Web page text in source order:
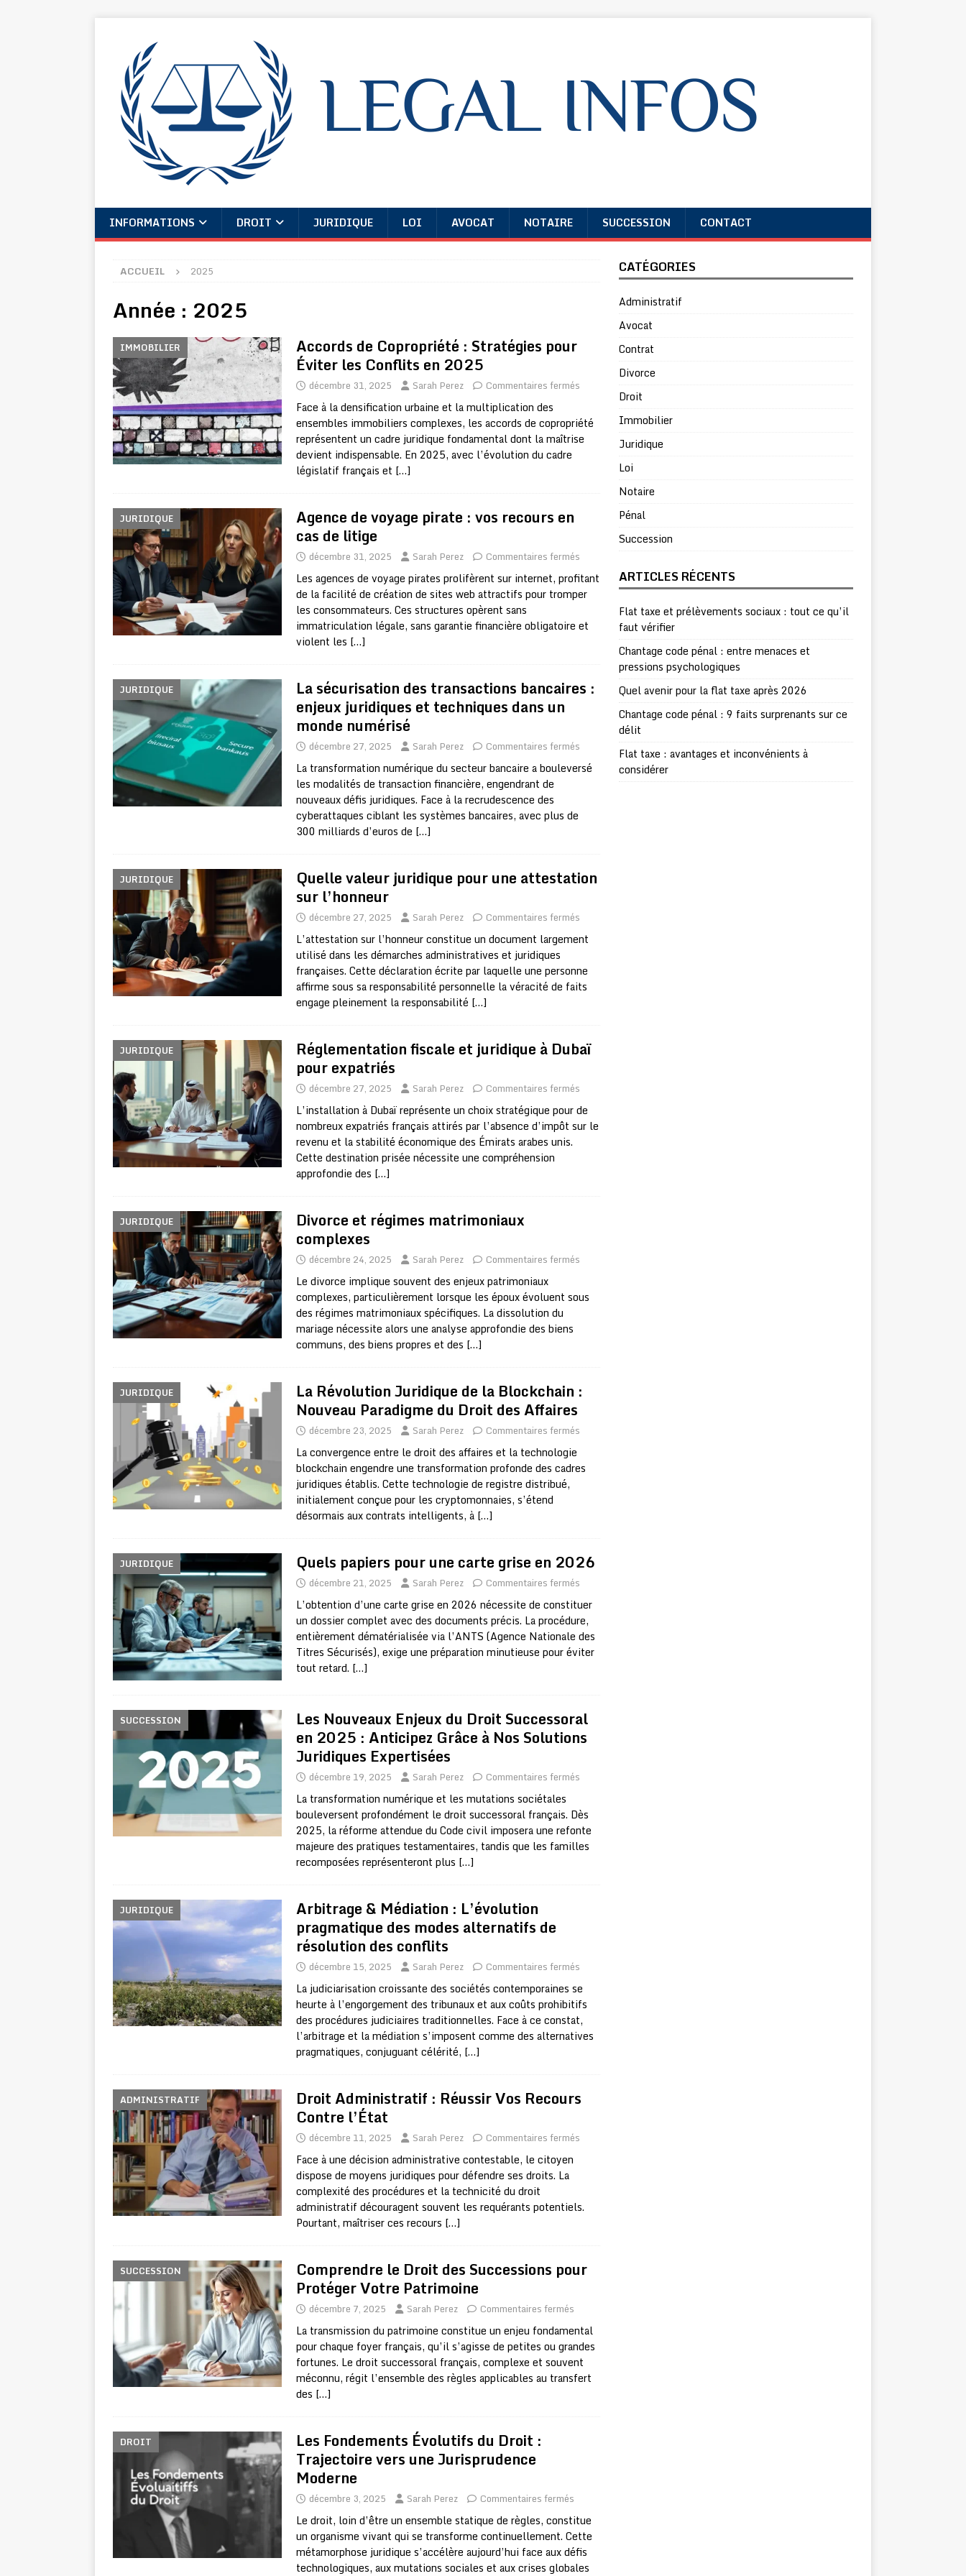
INFORMATIONS DROIT JURIDIQUE LOI AVOCAT NOTAIRE SUCCESSION CONTACT
ACCUEIL 2025
Année : 2025
IMMOBILIER Accords de Copropriété : Stratégies pour
Éviter les Conflits en 2025
décembre 31, 2025 Sarah Perez Commentaires fermés
Face à la densification urbaine et la multiplication des
ensembles immobiliers complexes, les accords de copropriété
représentent un cadre juridique fondamental dont la maîtrise
devient indispensable. En 2025, avec l’évolution du cadre
législatif français et […]
JURIDIQUE Agence de voyage pirate : vos recours en
cas de litige
décembre 31, 2025 Sarah Perez Commentaires fermés
Les agences de voyage pirates prolifèrent sur internet, profitant
de la facilité de création de sites web attractifs pour tromper
les consommateurs. Ces structures opèrent sans
immatriculation légale, sans garantie financière obligatoire et
violent les […]
JURIDIQUE La sécurisation des transactions bancaires :
enjeux juridiques et techniques dans un
monde numérisé
décembre 27, 2025 Sarah Perez Commentaires fermés
La transformation numérique du secteur bancaire a bouleversé
les modalités de transaction financière, engendrant de
nouveaux défis juridiques. Face à la recrudescence des
cyberattaques ciblant les systèmes bancaires, avec plus de
300 milliards d’euros de […]
JURIDIQUE Quelle valeur juridique pour une attestation
sur l’honneur
décembre 27, 2025 Sarah Perez Commentaires fermés
L’attestation sur l’honneur constitue un document largement
utilisé dans les démarches administratives et juridiques
françaises. Cette déclaration écrite par laquelle une personne
affirme sous sa responsabilité personnelle la véracité de faits
engage pleinement la responsabilité […]
JURIDIQUE Réglementation fiscale et juridique à Dubaï
pour expatriés
décembre 27, 2025 Sarah Perez Commentaires fermés
L’installation à Dubaï représente un choix stratégique pour de
nombreux expatriés français attirés par l’absence d’impôt sur le
revenu et la stabilité économique des Émirats arabes unis.
Cette destination prisée nécessite une compréhension
approfondie des […]
JURIDIQUE Divorce et régimes matrimoniaux
complexes
décembre 24, 2025 Sarah Perez Commentaires fermés
Le divorce implique souvent des enjeux patrimoniaux
complexes, particulièrement lorsque les époux évoluent sous
des régimes matrimoniaux spécifiques. La dissolution du
mariage nécessite alors une analyse approfondie des biens
communs, des biens propres et des […]
JURIDIQUE La Révolution Juridique de la Blockchain :
Nouveau Paradigme du Droit des Affaires
décembre 23, 2025 Sarah Perez Commentaires fermés
La convergence entre le droit des affaires et la technologie
blockchain engendre une transformation profonde des cadres
juridiques établis. Cette technologie de registre distribué,
initialement conçue pour les cryptomonnaies, s’étend
désormais aux contrats intelligents, à […]
JURIDIQUE Quels papiers pour une carte grise en 2026
décembre 21, 2025 Sarah Perez Commentaires fermés
L’obtention d’une carte grise en 2026 nécessite de constituer
un dossier complet avec des documents précis. La procédure,
entièrement dématérialisée via l’ANTS (Agence Nationale des
Titres Sécurisés), exige une préparation minutieuse pour éviter
tout retard. […]
SUCCESSION Les Nouveaux Enjeux du Droit Successoral
en 2025 : Anticipez Grâce à Nos Solutions
Juridiques Expertisées
décembre 19, 2025 Sarah Perez Commentaires fermés
La transformation numérique et les mutations sociétales
bouleversent profondément le droit successoral français. Dès
2025, la réforme attendue du Code civil imposera une refonte
majeure des pratiques testamentaires, tandis que les familles
recomposées représenteront plus […]
JURIDIQUE Arbitrage & Médiation : L’évolution
pragmatique des modes alternatifs de
résolution des conflits
décembre 15, 2025 Sarah Perez Commentaires fermés
La judiciarisation croissante des sociétés contemporaines se
heurte à l’engorgement des tribunaux et aux coûts prohibitifs
des procédures judiciaires traditionnelles. Face à ce constat,
l’arbitrage et la médiation s’imposent comme des alternatives
pragmatiques, conjuguant célérité, […]
ADMINISTRATIF Droit Administratif : Réussir Vos Recours
Contre l’État
décembre 11, 2025 Sarah Perez Commentaires fermés
Face à une décision administrative contestable, le citoyen
dispose de moyens juridiques pour défendre ses droits. La
complexité des procédures et la technicité du droit
administratif découragent souvent les requérants potentiels.
Pourtant, maîtriser ces recours […]
SUCCESSION Comprendre le Droit des Successions pour
Protéger Votre Patrimoine
décembre 7, 2025 Sarah Perez Commentaires fermés
La transmission du patrimoine constitue un enjeu fondamental
pour chaque foyer français, qu’il s’agisse de petites ou grandes
fortunes. Le droit successoral français, complexe et souvent
méconnu, régit l’ensemble des règles applicables au transfert
des […]
DROIT Les Fondements Évolutifs du Droit :
Trajectoire vers une Jurisprudence
Moderne
décembre 3, 2025 Sarah Perez Commentaires fermés
Le droit, loin d’être un ensemble statique de règles, constitue
un organisme vivant qui se transforme continuellement. Cette
métamorphose juridique s’accélère aujourd’hui face aux défis
technologiques, aux mutations sociales et aux crises globales
CATÉGORIES
Administratif
Avocat
Contrat
Divorce
Droit
Immobilier
Juridique
Loi
Notaire
Pénal
Succession
ARTICLES RÉCENTS
Flat taxe et prélèvements sociaux : tout ce qu’il
faut vérifier
Chantage code pénal : entre menaces et
pressions psychologiques
Quel avenir pour la flat taxe après 2026
Chantage code pénal : 9 faits surprenants sur ce
délit
Flat taxe : avantages et inconvénients à
considérer